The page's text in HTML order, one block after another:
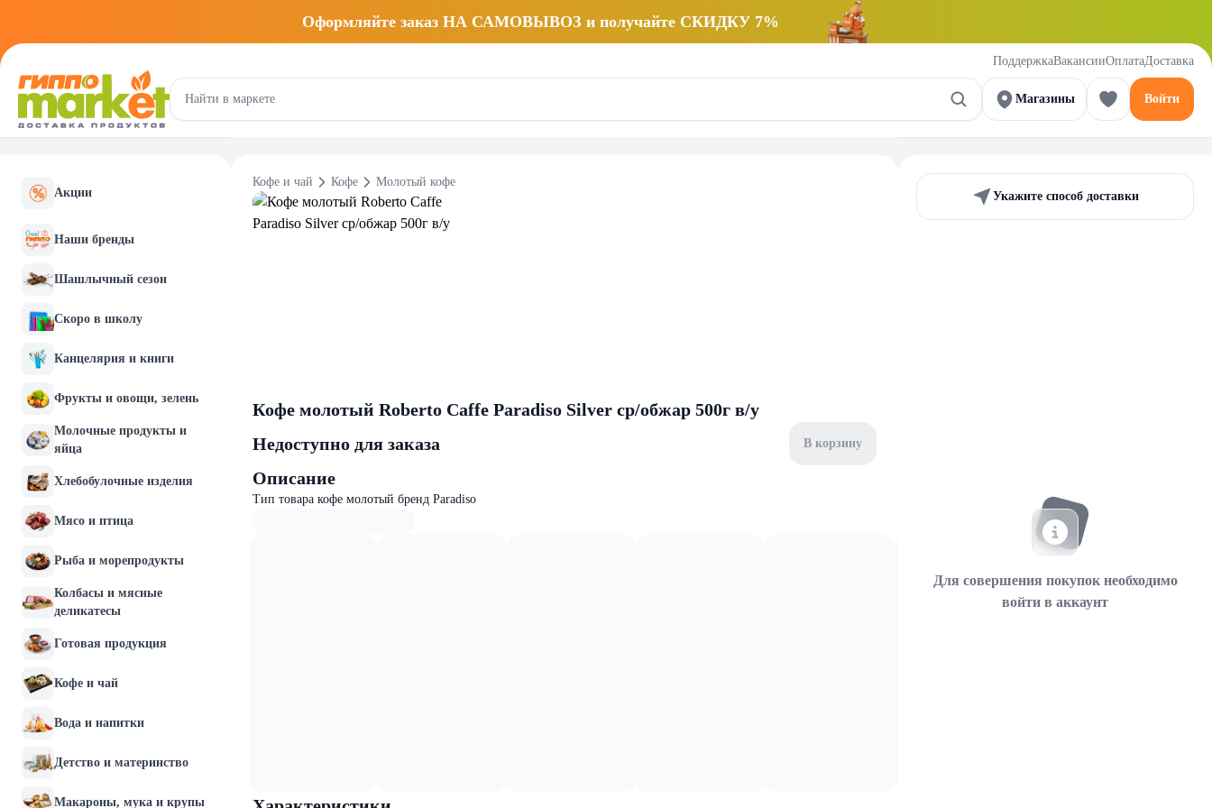
Оформляйте заказ НА САМОВЫВОЗ и получайте СКИДКУ 7%
ПоддержкаВакансииОплатаДоставка
Магазины Войти
Акции
Наши бренды
Шашлычный сезон
Скоро в школу
Канцелярия и книги
Фрукты и овощи, зелень
Молочные продукты и
яйца
Хлебобулочные изделия
Мясо и птица
Рыба и морепродукты
Колбасы и мясные
деликатесы
Готовая продукция
Кофе и чай
Вода и напитки
Детство и материнство
Макароны, мука и крупы
Кофе и чай Кофе Молотый кофе
Кофе молотый Roberto Caffe Paradiso Silver ср/обжар 500г в/у
Недоступно для заказа
В корзину
Описание
Тип товара кофе молотый бренд Paradiso
Укажите способ доставки
Для совершения покупок необходимо
войти в аккаунт